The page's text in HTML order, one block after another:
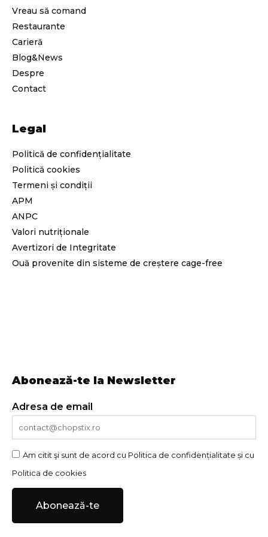
Vreau să comand
Restaurante
Carieră
Blog&News
Despre
Contact
Legal
Politică de confidențialitate
Politică cookies
Termeni și condiții
APM
ANPC
Valori nutriționale
Avertizori de Integritate
Ouă provenite din sisteme de creștere cage-free
Abonează-te la Newsletter
Adresa de email
Am citit şi sunt de acord cu Politica de confidențialitate și cu
Politica de cookies
Abonează-te